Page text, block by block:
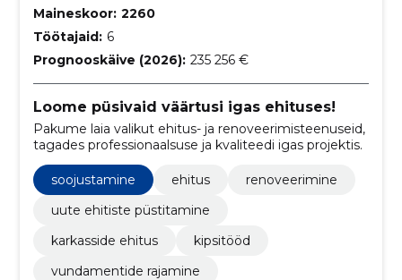
Maineskoor: 2260
Töötajaid: 6
Prognooskäive (2026): 235 256 €
Loome püsivaid väärtusi igas ehituses!
Pakume laia valikut ehitus- ja renoveerimisteenuseid,
tagades professionaalsuse ja kvaliteedi igas projektis.
soojustamine ehitus
renoveerimine
uute ehitiste püstitamine
karkasside ehitus
kipsitööd
vundamentide rajamine